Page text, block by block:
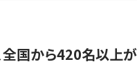
全国から420名以上